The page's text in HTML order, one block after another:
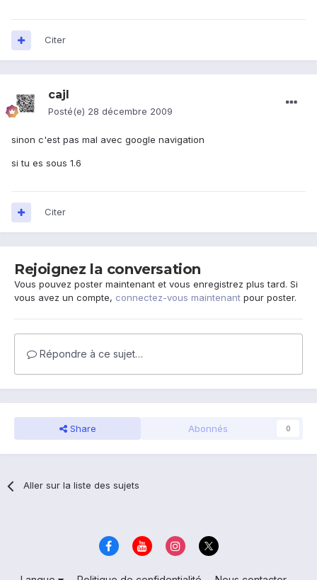
Citer
cajl
Posté(e) 28 décembre 2009
sinon c'est pas mal avec google navigation
si tu es sous 1.6
Citer
Rejoignez la conversation
Vous pouvez poster maintenant et vous enregistrez plus tard. Si
vous avez un compte, connectez-vous maintenant pour poster.
Répondre à ce sujet…
Share Abonnés 0
Aller sur la liste des sujets